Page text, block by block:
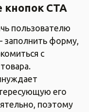
кнопок CTA
пользователю
форму,
с
его
поэтому